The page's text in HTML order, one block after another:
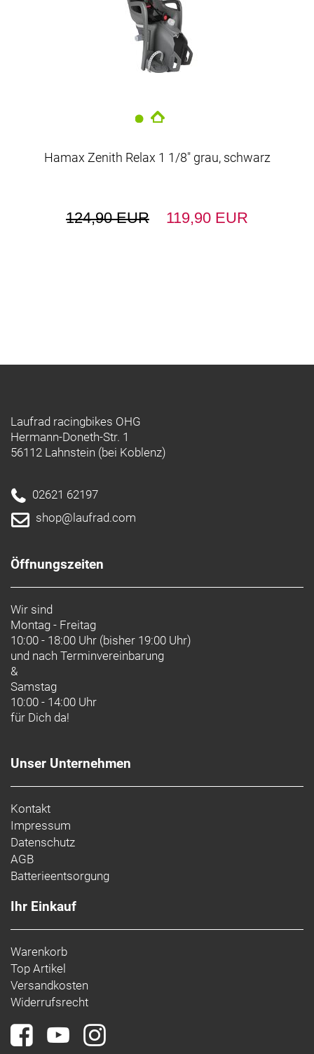
Hamax Zenith Relax 1 1/8" grau, schwarz
124,90 EUR 119,90 EUR
Laufrad racingbikes OHG
Hermann-Doneth-Str. 1
56112 Lahnstein (bei Koblenz)
02621 62197
shop@laufrad.com
Öffnungszeiten
Wir sind
Montag - Freitag
10:00 - 18:00 Uhr (bisher 19:00 Uhr)
und nach Terminvereinbarung
&
Samstag
10:00 - 14:00 Uhr
für Dich da!
Unser Unternehmen
Kontakt
Impressum
Datenschutz
AGB
Batterieentsorgung
Ihr Einkauf
Warenkorb
Top Artikel
Versandkosten
Widerrufsrecht